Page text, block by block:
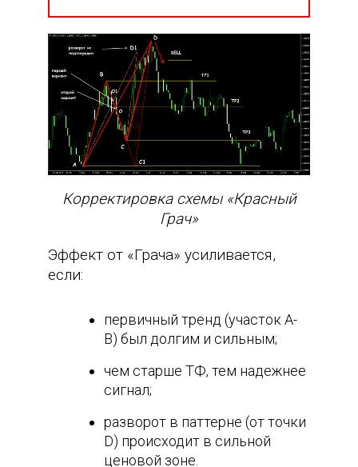
Корректировка схемы «Красный
Грач»
Эффект от «Грача» усиливается,
если:
первичный тренд (участок A-
B) был долгим и сильным;
чем старше ТФ, тем надежнее
сигнал;
разворот в паттерне (от точки
D) происходит в сильной
ценовой зоне.